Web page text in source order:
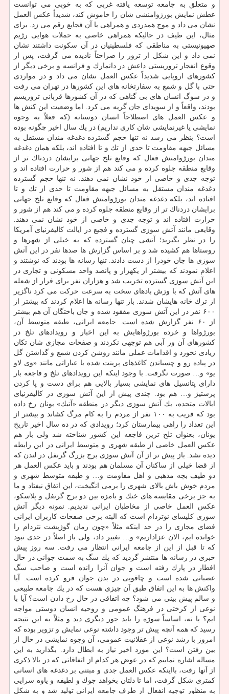
و متعلق به جامعه توسعه یافته غربی كه به خوبی می توانست
عطش نمایش بورژوامنشی شان را خاموش كند، شدیداً عكس العمل
نشان می داد و موج همدردی و همراهی با آن فجایع رقم می زد. برای
مثال، این طیف در حالیكه همراهی خاصی به حملات هوایی رژیم
صهیونیستی به مناطقی كه فلسطینیان در آن سكونت داشتند نشان
نمی داد و این شكل از ترور را صراحتاً نادیده می گرفت، پس از
وقوع انفجار تروریستی داعش در دانمارك و فرانسه و برخی دیگر از
كشورهای اروپایی شدیداً عكس العمل نشان می داد و در مواردی
حتی با گل و شمع به سفارتخانه های این كشورها در تهران می رفت
و در سوگ انسان های بی گناهی كه در آن كشورها قربانی تروریسم
بودند، واقعاً و از سویدای جان گریه می كرد. اما وضعیت این كنش ها
و عكس العمل های اصطلاحاً انسان دوستانه (كه فعلاً به وجوه
نمایشی یا غیرنمایشی شان كاری نداریم) در یك سال اخیر چگونه بوده
است؟ بنظر می رسد نه تنها حجم گسترده دغدغه مندان مستقل به
مسائل جبهه مقاومت تا حدی از تك و تا افتاده اند، بلكه همان دغدغه
مندان بورژوامنش فعال كه وقایع تلخ جهانی برایشان دردناك تر از
وقایع منطقه جلوه كرده و می كند هم از شور و حرارت افتاده اند و
توجه جدی و خاصی از خود نشان نمی دهند. نه تنها حجم گسترده
دغدغه مندان مستقل به مسائل جبهه مقاومت تا حدی از تك و تا
افتاده اند، بلكه دغدغه مندان بورژوامنش فعال كه وقایع تلخ جهانی
برایشان دردناك تر از وقایع منطقه جلوه كرده و می كند هم از شور و
حرارت افتاده اند و توجه جدی و خاصی از خود نشان نمی دهند.
وقایعی مانند آتش سوزی گسترده و فجیع در ایالت كالیفرنیای آمریكا
را در نظر بگیرید؛ آتشی چنان گسترده كه به خیلی از شهرها و
روستاها هم كشیده شد و بر اساس گزارش ها صدها نفر در این آتش
سوزی ها جان خودرا از دست دادند. تنها رسانه ها بودند كه نوشتند و
اعلام نمودند كه بیشتر از یكهزار و پانصد واحد مسكونی و تجاری در
این آتش سوزی گسترده تخریب شد و هزاران نفر برای فرار از شعله
های آتش كه با وزش بادهای سخت به سرعت حركت می كرد ناگزیر
از ترك خانه هایشان شدند. باز تنها رسانه ها اعلام كردند كه بیشتر از
۶۰۰ نفر در این آتش سوزی مفقود شده و جان باختگان آن هم بیشتر
از ۶۰ نفر گزارش شده است. جامعه ایرانی، طبقه متوسط آن،
بورژواها و خرده بورژواهایش به این اخبار و رویدادهای تلخ در
كشورهای آن ور آبی هم توجهی نكردند و صفحات مجازی شان تكان
زیادی نخورد و اقدامات عملی مانند روشن كردن شمع و گذاشتن گل
در پیاده رو و چسباندن كاغذهای پرینت شده با عباراتی مانند «وی لاو
یو» و… صورت نگرفت. با وجود اینكه این رویدادهای تلخ و فاجعه بار
دارای پتانسیل های نمایشی بسیار بالایی هم برای دست و پا كردن
پرستیژ و… هم بود. چندی پیش از این آتش سوزی در كالیفرنیای
ایالات متحده، یك آتش سوزی دیگر در منطقه «آتیك» یونان رخ داده
بود كه قریب به ۱۰۰ نفر از مردم را به كام مرگ كشاند و بیشتر از
این تعداد را راهی بیمارستان كرد؛ رویدادی كه در ده سال اخیر تاریخ
یونان، بعنوان تلخ ترین فاجعه این كشور شناخته شد ولی باز هم
عكس العمل خاصی از طبقه شهری و متوسط ایرانی در این رابطه
دیده نشد. باز پیش تر از آن آتش سوزی برج بزرگ گرنفل در لندن كه
از قضا خیلی از ساكنان آن مسلمان هم بودند و باید عكس العمل هر
دو طیف بچه مذهبی و اهل مقاومت و… و طبقه متوسط شهری و
مردم خوش باش بالای شهری را برمی انگیخت، این اتفاق نیفتاد و ما
به جز برخی مقایسه های خنك و بامزه بین دو برج گرنفل و پلاسكو،
عكس العمل خاصی از مخاطبان ایرانی ندیدیم. نمونه دیگر آتش
سوزی كلیسای نوتردام است كه البته برخی صفحات كاربران ایرانی
فضای مجازی را در حد اینكه مثلاً «چون رمان گوژپشت نتردام را
خوانده ایم، الان عزاداریم» و… تغییر داد، ولی باز اصلاً در حدی نبود
كه تا قبل از این از جامعه ایرانی انتظار می رفت. سه روز پیش
خبری در رسانه ها منتشر گردید كه یك سگ به سمت جوانی در حال
افطار در پارك رفته است و جوان آنرا رانده است و صاحب سگ
عصبانی شده است و چاقویی در بدن جوان فرو كرده است. آیا
واكنش ها به این اتفاق طبق آن چیزی هست كه در یك جامعه طبیعی
و سالم پیش بینی می شود؟ چه اتفاقی در حال رخ دادن است؟ آیا با
نوعی از كرختی در فرهنگ عمومی و روحیه انسان دوستی مواجه
ایم؟ یا نه، اساساً سوژه را باید جور دیگری دید و مثلاً به این نتیجه
رسید كه همه آنچه پیش تر وجود داشته نوعی نمایش و تزویر بوده كه
امروز با رشد نوعی از عقلانیت عمومی، آن وجوه نمایشی در حال از
بین رفتن است؟ این مورد اخیر نیاز به ابطال دارد. بگذارید به این
مساله اشاره نماییم كه در عوض هر كدام از اتفاقاتی كه در بالا ذكری
از آنها رفت، بااینكه عكس العمل جدی و مبتنی بر دغدغه های انسانی
كمتری شكل گرفت، اما تا دلتان بخواهد جوك و لطیفه و یاوه سرایی
به منظور توجیه انفعال از طرف جامعه ایرانی تولید شد و به شكل